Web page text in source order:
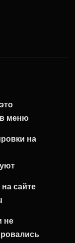
меню
на
на сайте
не